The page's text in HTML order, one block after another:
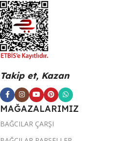
Takip et, Kazan
MAĞAZALARIMIZ
BAĞCILAR ÇARŞI